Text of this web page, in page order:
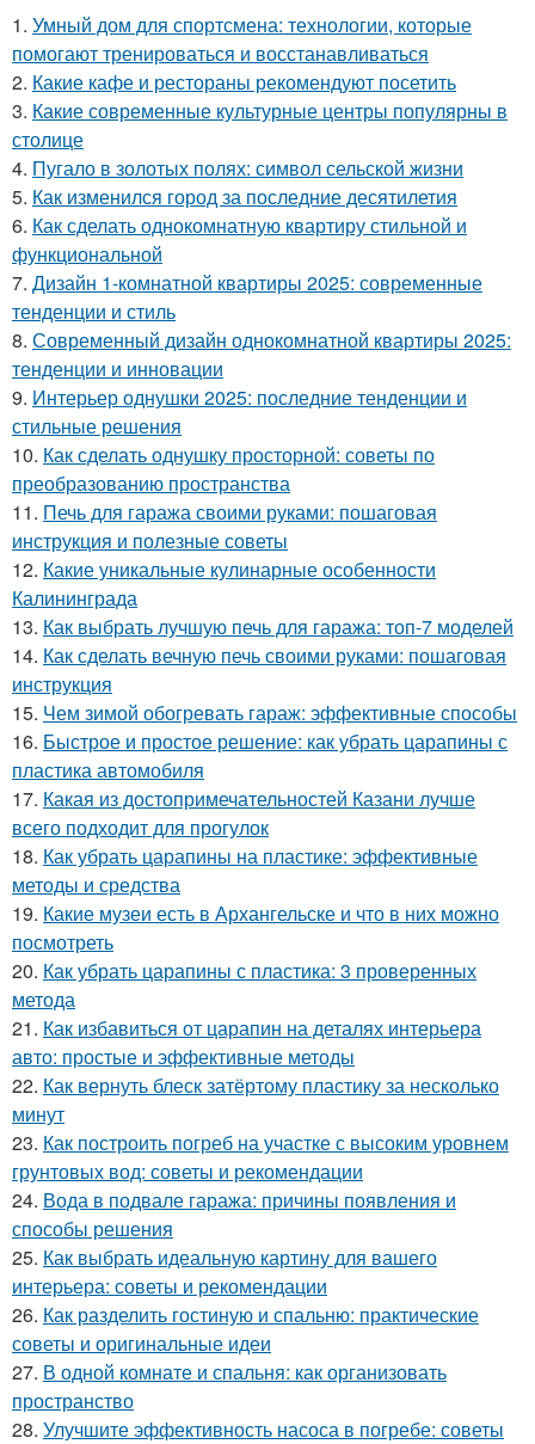
1. Умный дом для спортсмена: технологии, которые
помогают тренироваться и восстанавливаться
2. Какие кафе и рестораны рекомендуют посетить
3. Какие современные культурные центры популярны в
столице
4. Пугало в золотых полях: символ сельской жизни
5. Как изменился город за последние десятилетия
6. Как сделать однокомнатную квартиру стильной и
функциональной
7. Дизайн 1-комнатной квартиры 2025: современные
тенденции и стиль
8. Современный дизайн однокомнатной квартиры 2025:
тенденции и инновации
9. Интерьер однушки 2025: последние тенденции и
стильные решения
10. Как сделать однушку просторной: советы по
преобразованию пространства
11. Печь для гаража своими руками: пошаговая
инструкция и полезные советы
12. Какие уникальные кулинарные особенности
Калининграда
13. Как выбрать лучшую печь для гаража: топ-7 моделей
14. Как сделать вечную печь своими руками: пошаговая
инструкция
15. Чем зимой обогревать гараж: эффективные способы
16. Быстрое и простое решение: как убрать царапины с
пластика автомобиля
17. Какая из достопримечательностей Казани лучше
всего подходит для прогулок
18. Как убрать царапины на пластике: эффективные
методы и средства
19. Какие музеи есть в Архангельске и что в них можно
посмотреть
20. Как убрать царапины с пластика: 3 проверенных
метода
21. Как избавиться от царапин на деталях интерьера
авто: простые и эффективные методы
22. Как вернуть блеск затёртому пластику за несколько
минут
23. Как построить погреб на участке с высоким уровнем
грунтовых вод: советы и рекомендации
24. Вода в подвале гаража: причины появления и
способы решения
25. Как выбрать идеальную картину для вашего
интерьера: советы и рекомендации
26. Как разделить гостиную и спальню: практические
советы и оригинальные идеи
27. В одной комнате и спальня: как организовать
пространство
28. Улучшите эффективность насоса в погребе: советы